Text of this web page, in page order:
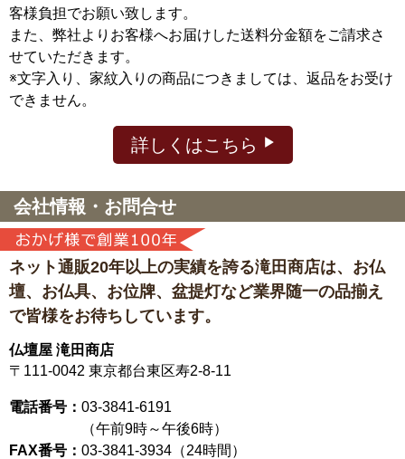
客様負担でお願い致します。
また、弊社よりお客様へお届けした送料分金額をご請求さ
せていただきます。
※文字入り、家紋入りの商品につきましては、返品をお受け
できません。
詳しくはこちら
会社情報・お問合せ
ネット通販20年以上の実績を誇る滝田商店は、 お仏
壇、お仏具、お位牌、盆提灯など業界随一の品揃え
で皆様をお待ちしています。
仏壇屋 滝田商店
〒111-0042 東京都台東区寿2-8-11
電話番号： 03-3841-6191
（午前9時～午後6時）
FAX番号： 03-3841-3934（24時間）